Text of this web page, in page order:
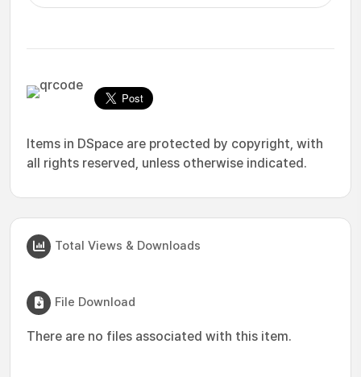
Items in DSpace are protected by copyright, with
all rights reserved, unless otherwise indicated.
Total Views & Downloads
File Download
There are no files associated with this item.